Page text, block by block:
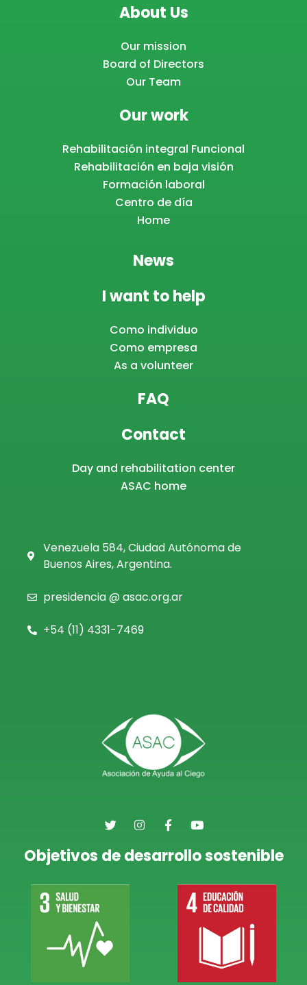
About Us
Our mission
Board of Directors
Our Team
Our work
Rehabilitación integral Funcional
Rehabilitación en baja visión
Formación laboral
Centro de día
Home
News
I want to help
Como individuo
Como empresa
As a volunteer
FAQ
Contact
Day and rehabilitation center
ASAC home
Venezuela 584, Ciudad Autónoma de
Buenos Aires, Argentina.
presidencia @ asac.org.ar
+54 (11) 4331-7469
Objetivos de desarrollo sostenible